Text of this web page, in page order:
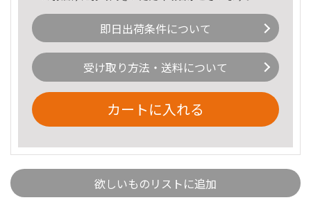
即日出荷条件について
受け取り方法・送料について
カートに入れる
欲しいものリストに追加